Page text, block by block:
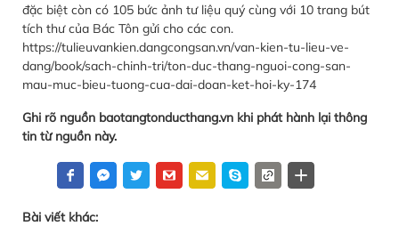
đặc biệt còn có 105 bức ảnh tư liệu quý cùng với 10 trang bút
tích thư của Bác Tôn gửi cho các con.
https://tulieuvankien.dangcongsan.vn/van-kien-tu-lieu-ve-
dang/book/sach-chinh-tri/ton-duc-thang-nguoi-cong-san-
mau-muc-bieu-tuong-cua-dai-doan-ket-hoi-ky-174
Ghi rõ nguồn baotangtonducthang.vn khi phát hành lại thông
tin từ nguồn này.
Bài viết khác: